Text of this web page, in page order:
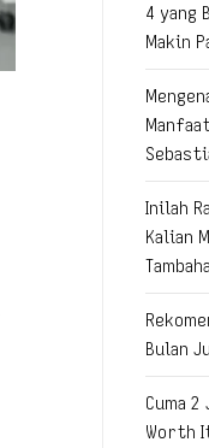
4 yang
Makin
Inilah
Kalian
Bulan
Cuma
Worth